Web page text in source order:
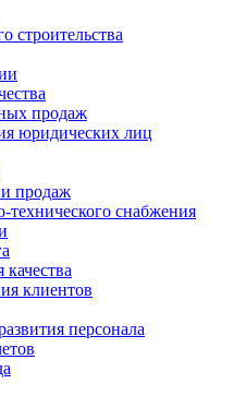
строительства
продаж
юридических лиц
и продаж
технического снабжения
клиентов
персонала